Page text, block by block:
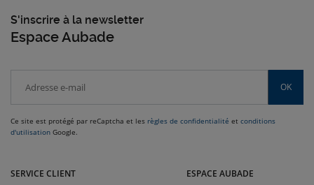
S'inscrire à la newsletter
Espace Aubade
OK
Ce site est protégé par reCaptcha et les règles de confidentialité et conditions
d'utilisation Google.
Rodez, Toulouse, Cabestany, Montauban, Brive-la-Gaillarde et bien
SERVICE CLIENT ESPACE AUBADE